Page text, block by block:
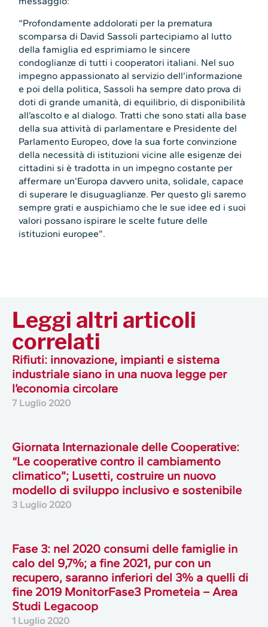
“Profondamente addolorati per la prematura
scomparsa di David Sassoli partecipiamo al lutto
della famiglia ed esprimiamo le sincere
condoglianze di tutti i cooperatori italiani. Nel suo
impegno appassionato al servizio dell’informazione
e poi della politica, Sassoli ha sempre dato prova di
doti di grande umanità, di equilibrio, di disponibilità
all’ascolto e al dialogo. Tratti che sono stati alla base
della sua attività di parlamentare e Presidente del
Parlamento Europeo, dove la sua forte convinzione
della necessità di istituzioni vicine alle esigenze dei
cittadini si è tradotta in un impegno costante per
affermare un’Europa davvero unita, solidale, capace
di superare le disuguaglianze. Per questo gli saremo
sempre grati e auspichiamo che le sue idee ed i suoi
valori possano ispirare le scelte future delle
istituzioni europee”.
Leggi altri articoli
correlati
Rifiuti: innovazione, impianti e sistema
industriale siano in una nuova legge per
l’economia circolare
7 Luglio 2020
Giornata Internazionale delle Cooperative:
“Le cooperative contro il cambiamento
climatico”; Lusetti, costruire un nuovo
modello di sviluppo inclusivo e sostenibile
3 Luglio 2020
Fase 3: nel 2020 consumi delle famiglie in
calo del 9,7%; a fine 2021, pur con un
recupero, saranno inferiori del 3% a quelli di
fine 2019 MonitorFase3 Prometeia – Area
Studi Legacoop
1 Luglio 2020